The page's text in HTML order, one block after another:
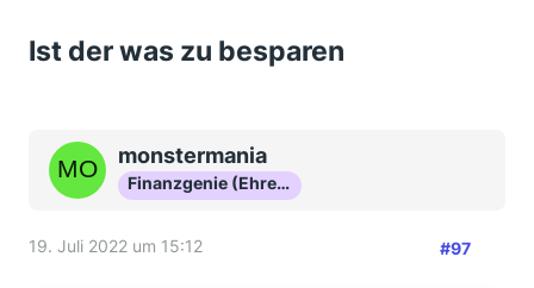
Ist der was zu besparen
monstermania
Finanzgenie (Ehrenmitglied)
19. Juli 2022 um 15:12 #97